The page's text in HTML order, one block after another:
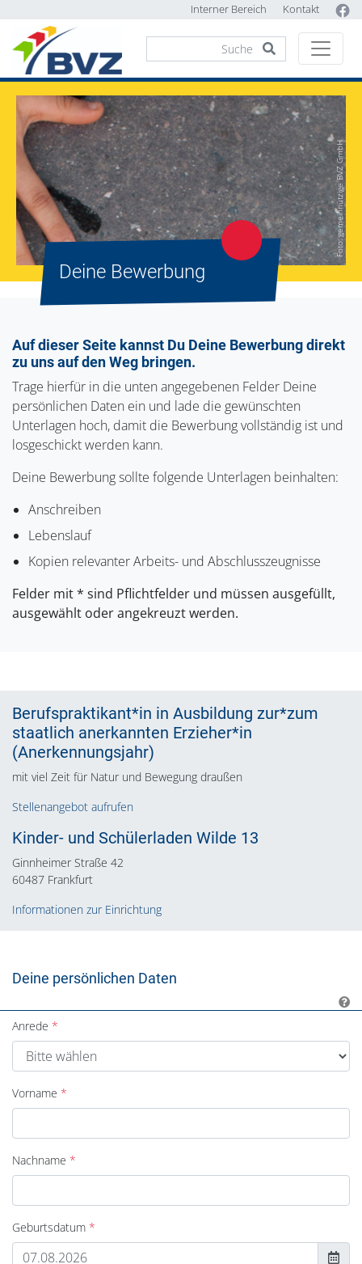
Interner Bereich Kontakt
Foto: gemeinnützige BVZ GmbH
Deine Bewerbung
Auf dieser Seite kannst Du Deine Bewerbung direkt
zu uns auf den Weg bringen.
Trage hierfür in die unten angegebenen Felder Deine
persönlichen Daten ein und lade die gewünschten
Unterlagen hoch, damit die Bewerbung vollständig ist und
losgeschickt werden kann.
Deine Bewerbung sollte folgende Unterlagen beinhalten:
Anschreiben
Lebenslauf
Kopien relevanter Arbeits- und Abschlusszeugnisse
Felder mit * sind Pflichtfelder und müssen ausgefüllt,
ausgewählt oder angekreuzt werden.
Berufspraktikant*in in Ausbildung zur*zum
staatlich anerkannten Erzieher*in
(Anerkennungsjahr)
mit viel Zeit für Natur und Bewegung draußen
Stellenangebot aufrufen
Kinder- und Schülerladen Wilde 13
Ginnheimer Straße 42
60487 Frankfurt
Informationen zur Einrichtung
Deine persönlichen Daten
Anrede
Vorname
Nachname
Geburtsdatum